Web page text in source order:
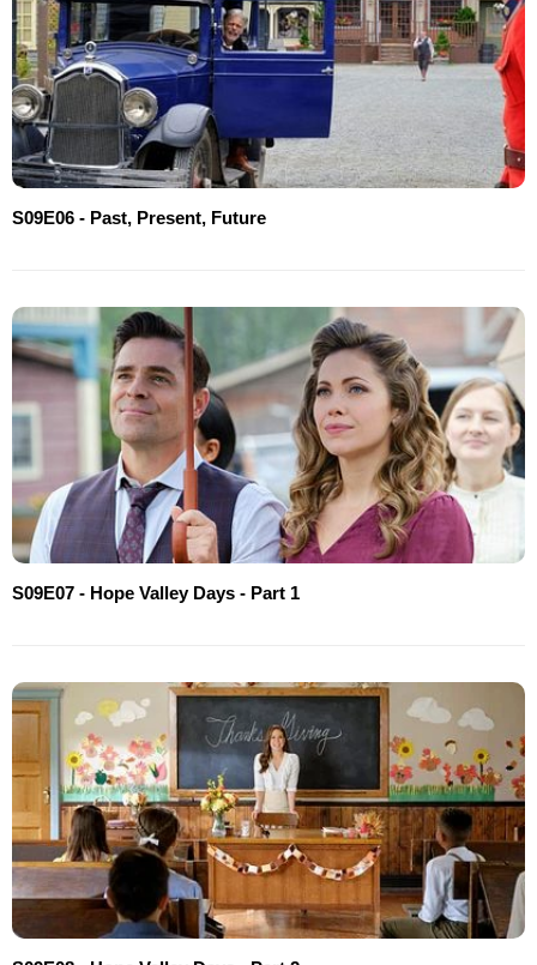
S09E06 - Past, Present, Future
S09E07 - Hope Valley Days - Part 1